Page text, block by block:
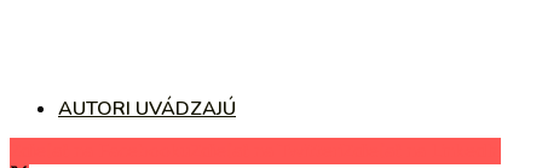
AUTORI UVÁDZAJÚ